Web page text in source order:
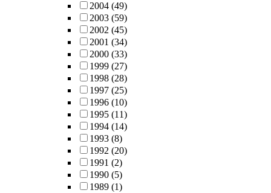
2004 (49)
2003 (59)
2002 (45)
2001 (34)
2000 (33)
1999 (27)
1998 (28)
1997 (25)
1996 (10)
1995 (11)
1994 (14)
1993 (8)
1992 (20)
1991 (2)
1990 (5)
1989 (1)